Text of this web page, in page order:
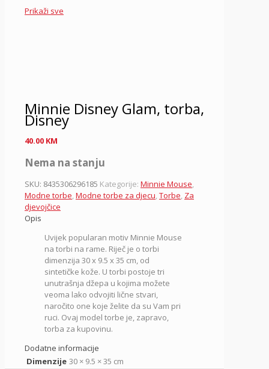
Prikaži sve
Minnie Disney Glam, torba,
Disney
40.00 KM
Nema na stanju
SKU: 8435306296185 Kategorije: Minnie Mouse,
Modne torbe,Modne torbe za djecu,Torbe, Za
djevojčice
Opis
Uvijek popularan motiv Minnie Mouse
na torbi na rame. Riječ je o torbi
dimenzija 30 x 9.5 x 35 cm, od
sintetičke kože. U torbi postoje tri
unutrašnja džepa u kojima možete
veoma lako odvojiti lične stvari,
naročito one koje želite da su Vam pri
ruci. Ovaj model torbe je, zapravo,
torba za kupovinu.
Dodatne informacije
Dimenzije 30 × 9.5 × 35 cm